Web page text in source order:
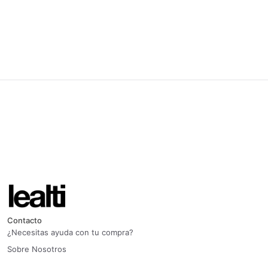
Contacto
¿Necesitas ayuda con tu compra?
Sobre Nosotros